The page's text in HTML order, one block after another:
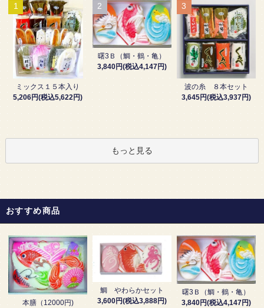
1
ミックス１５本入り
5,206円(税込5,622円)
2
曙3Ｂ（鯛・鶴・亀）
3,840円(税込4,147円)
3
波の糸 ８本セット
3,645円(税込3,937円)
もっと見る
おすすめ商品
本膳（12000円)
鯛 やわらかセット
3,600円(税込3,888円)
曙3Ｂ（鯛・鶴・亀）
3,840円(税込4,147円)